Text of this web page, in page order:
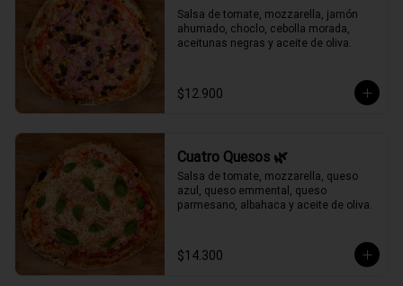
Salsa de tomate, mozzarella, jamón
ahumado, choclo, cebolla morada,
aceitunas negras y aceite de oliva.
$12.900
Cuatro Quesos 🌿
Salsa de tomate, mozzarella, queso
azul, queso emmental, queso
parmesano, albahaca y aceite de oliva.
$14.300